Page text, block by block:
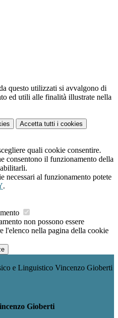
questo utilizzati si avvalgono di
ed utili alle finalità illustrate nella
Accetta tutti i cookies
quali cookie consentire.
consentono il funzionamento della
necessari al funzionamento potete
.
non possono essere
l'elenco nella pagina della cookie
e Linguistico Vincenzo Gioberti
Gioberti